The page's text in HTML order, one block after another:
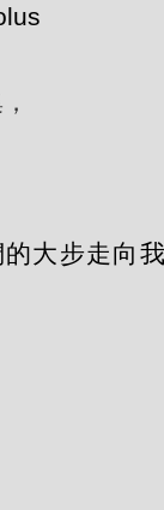
，
大步走向